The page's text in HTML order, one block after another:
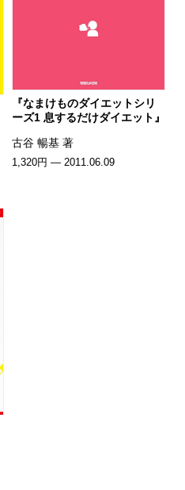
『なまけものダイエットシリ
ーズ1 息するだけダイエット』
古谷 暢基 著
1,320円 — 2011.06.09